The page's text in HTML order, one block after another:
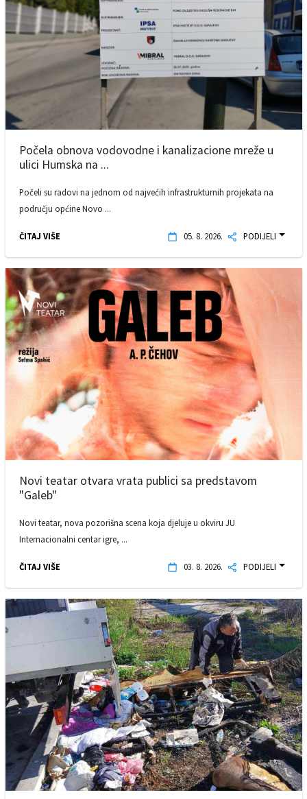
Počela obnova vodovodne i kanalizacione mreže u
ulici Humska na ...
Počeli su radovi na jednom od najvećih infrastrukturnih projekata na
području općine Novo ...
ČITAJ VIŠE 05. 8. 2026. PODIJELI
Novi teatar otvara vrata publici sa predstavom
"Galeb"
Novi teatar, nova pozorišna scena koja djeluje u okviru JU
Internacionalni centar igre, ...
ČITAJ VIŠE 03. 8. 2026. PODIJELI